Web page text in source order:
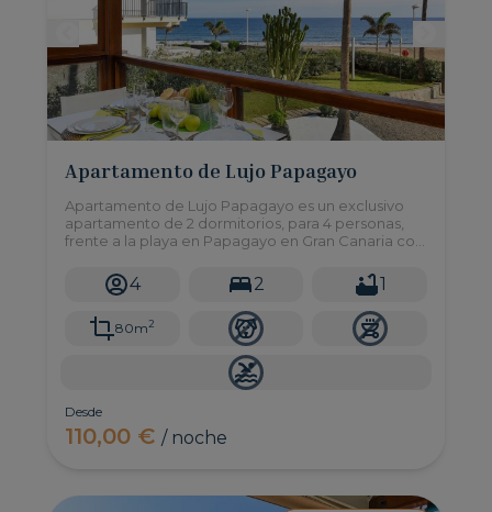
Apartamento de Lujo Papagayo
Apartamento de Lujo Papagayo es un exclusivo
apartamento de 2 dormitorios, para 4 personas,
frente a la playa en Papagayo en Gran Canaria con
4 2 1
80m2
Desde
110,00 €/ noche